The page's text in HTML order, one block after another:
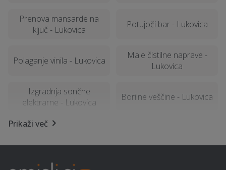
Prenova mansarde na
ključ - Lukovica
Potujoči bar - Lukovica
Polaganje vinila - Lukovica
Male čistilne naprave -
Lukovica
Izgradnja sončne
elektrarne - Lukovica
Borilne veščine - Lukovica
Najem foto stojnice -
Kemična čistilnica,
Prikaži več